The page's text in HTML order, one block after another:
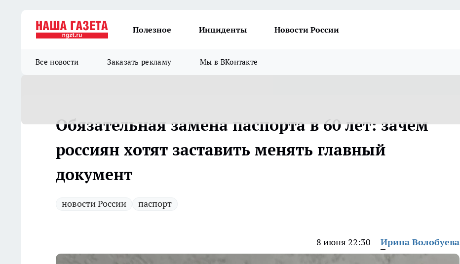
Полезное Инциденты Новости России
Все новости Заказать рекламу Мы в ВКонтакте
Обязательная замена паспорта в 60 лет: зачем
россиян хотят заставить менять главный
документ
новости России паспорт
8 июня 22:30 Ирина Волобуева